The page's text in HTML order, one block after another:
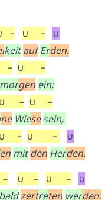
– ∪ –
∪
keit auf Erden.
∪ –
morgen ein:
∪ – ∪ –
ne Wiese sein,
∪ – ∪ –
∪
mit den Herden.
∪ – ∪ –
∪
baldzertreten werden.